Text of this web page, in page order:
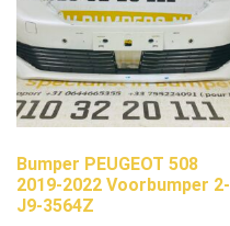
Bumper PEUGEOT 508
2019-2022 Voorbumper 2-
J9-3564Z